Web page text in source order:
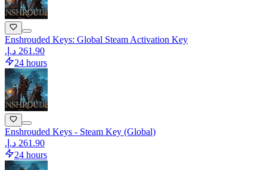
Enshrouded Keys: Global Steam Activation Key
24 hours
Enshrouded Keys - Steam Key (Global)
24 hours